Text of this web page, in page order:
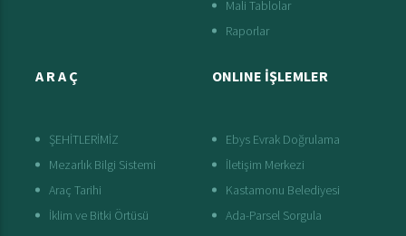
Mali Tablolar
Raporlar
A R A Ç
ŞEHİTLERİMİZ
Mezarlık Bilgi Sistemi
Araç Tarihi
İklim ve Bitki Örtüsü
ONLINE İŞLEMLER
Ebys Evrak Doğrulama
İletişim Merkezi
Kastamonu Belediyesi
Ada-Parsel Sorgula